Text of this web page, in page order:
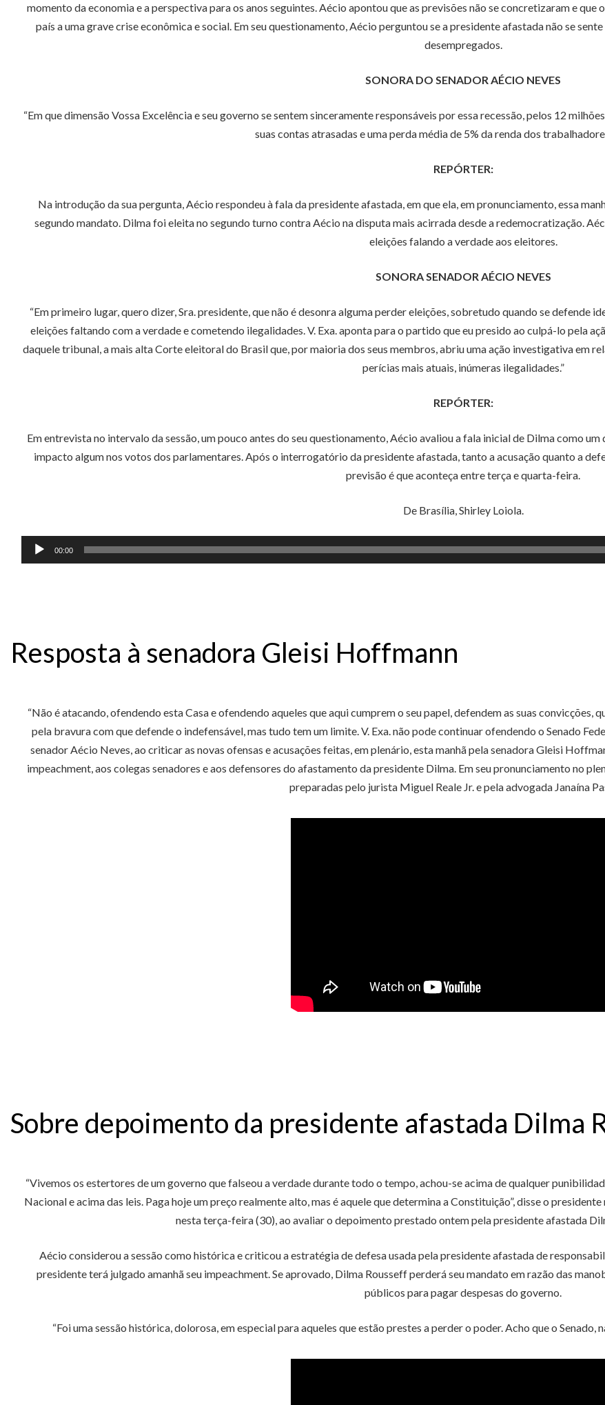
momento da economia e a perspectiva para os anos seguintes. Aécio apontou que as previsões não se concretizaram e que
país a uma grave crise econômica e social. Em seu questionamento, Aécio perguntou se a presidente afastada não se
desempregados.
SONORA DO SENADOR AÉCIO NEVES
“Em que dimensão Vossa Excelência e seu governo se sentem sinceramente responsáveis por essa recessão, pelos 12
suas contas atrasadas e uma perda média de 5% da renda dos
REPÓRTER:
Na introdução da sua pergunta, Aécio respondeu à fala da presidente afastada, em que ela, em pronunciamento, essa
segundo mandato. Dilma foi eleita no segundo turno contra Aécio na disputa mais acirrada desde a redemocratização.
eleições falando a verdade aos eleitores.
SONORA SENADOR AÉCIO NEVES
“Em primeiro lugar, quero dizer, Sra. presidente, que não é desonra alguma perder eleições, sobretudo quando se defende
eleições faltando com a verdade e cometendo ilegalidades. V. Exa. aponta para o partido que eu presido ao culpá-lo pela
daquele tribunal, a mais alta Corte eleitoral do Brasil que, por maioria dos seus membros, abriu uma ação investigativa em
perícias mais atuais, inúmeras ilegalidades.”
REPÓRTER:
Em entrevista no intervalo da sessão, um pouco antes do seu questionamento, Aécio avaliou a fala inicial de Dilma como
impacto algum nos votos dos parlamentares. Após o interrogatório da presidente afastada, tanto a acusação quanto a
previsão é que aconteça entre terça e quarta-feira.
De Brasília, Shirley Loiola.
Tocador
de
00:00
Resposta à senadora Gleisi Hoffmann
“Não é atacando, ofendendo esta Casa e ofendendo aqueles que aqui cumprem o seu papel, defendem as suas convicções,
pela bravura com que defende o indefensável, mas tudo tem um limite. V. Exa. não pode continuar ofendendo o Senado
senador Aécio Neves, ao criticar as novas ofensas e acusações feitas, em plenário, esta manhã pela senadora Gleisi
impeachment, aos colegas senadores e aos defensores do afastamento da presidente Dilma. Em seu pronunciamento no
preparadas pelo jurista Miguel Reale Jr. e pela advogada Janaína
Sobre depoimento da presidente afastada Dilma
“Vivemos os estertores de um governo que falseou a verdade durante todo o tempo, achou-se acima de qualquer
Nacional e acima das leis. Paga hoje um preço realmente alto, mas é aquele que determina a Constituição”, disse o
nesta terça-feira (30), ao avaliar o depoimento prestado ontem pela presidente afastada
Aécio considerou a sessão como histórica e criticou a estratégia de defesa usada pela presidente afastada de
presidente terá julgado amanhã seu impeachment. Se aprovado, Dilma Rousseff perderá seu mandato em razão das
públicos para pagar despesas do governo.
“Foi uma sessão histórica, dolorosa, em especial para aqueles que estão prestes a perder o poder. Acho que o